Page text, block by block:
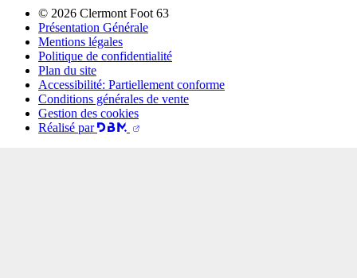
© 2026 Clermont Foot 63
Présentation Générale
Mentions légales
Politique de confidentialité
Plan du site
Accessibilité: Partiellement conforme
Conditions générales de vente
Gestion des cookies
Réalisé par